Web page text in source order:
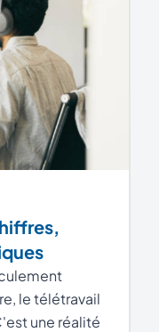
le télétravail
une réalité